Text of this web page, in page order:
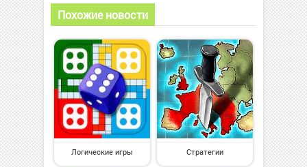
Похожие новости
Логические игры Стратегии